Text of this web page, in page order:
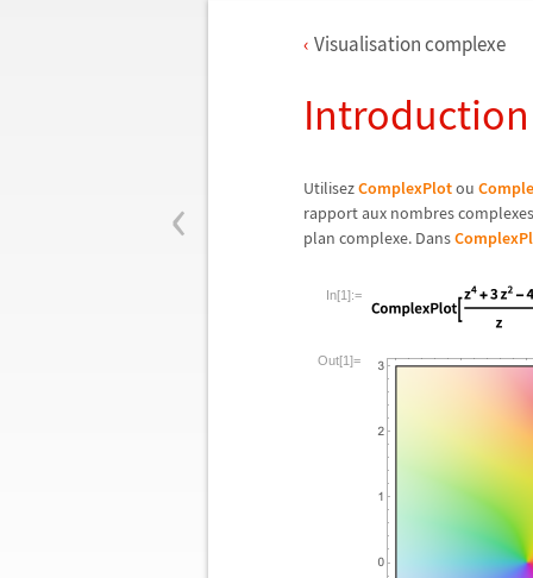
‹
Visualisation complexe
UtilisezComplexPlotou
rapport aux nombres
plan complexe. Dans
In[1]:=
Out[1]=